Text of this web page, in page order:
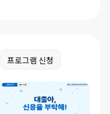
프로그램 신청